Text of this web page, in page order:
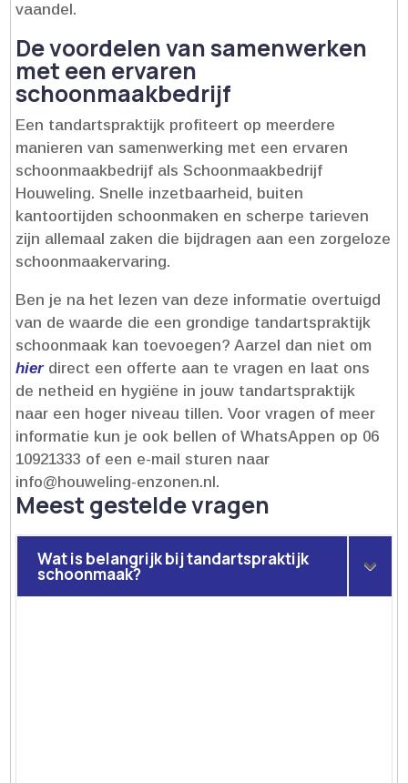
vaandel.​
De voordelen van samenwerken
met een ervaren
schoonmaakbedrijf
Een tandartspraktijk profiteert op meerdere
manieren van samenwerking met een ervaren
schoonmaakbedrijf als Schoonmaakbedrijf
Houweling.​ Snelle inzetbaarheid, buiten
kantoortijden schoonmaken en scherpe tarieven
zijn allemaal zaken die bijdragen aan een zorgeloze
schoonmaakervaring.​
Ben je na het lezen van deze informatie overtuigd
van de waarde die een grondige tandartspraktijk
schoonmaak kan toevoegen? Aarzel dan niet om
hierdirect een offerte aan te vragen en laat ons
de netheid en hygiëne in jouw tandartspraktijk
naar een hoger niveau tillen.​ Voor vragen of meer
informatie kun je ook bellen of WhatsAppen op 06
10921333 of een e-mail sturen naar
info@houweling-enzonen.​nl.​
Meest gestelde vragen
Wat is belangrijk bij tandartspraktijk
schoonmaak?